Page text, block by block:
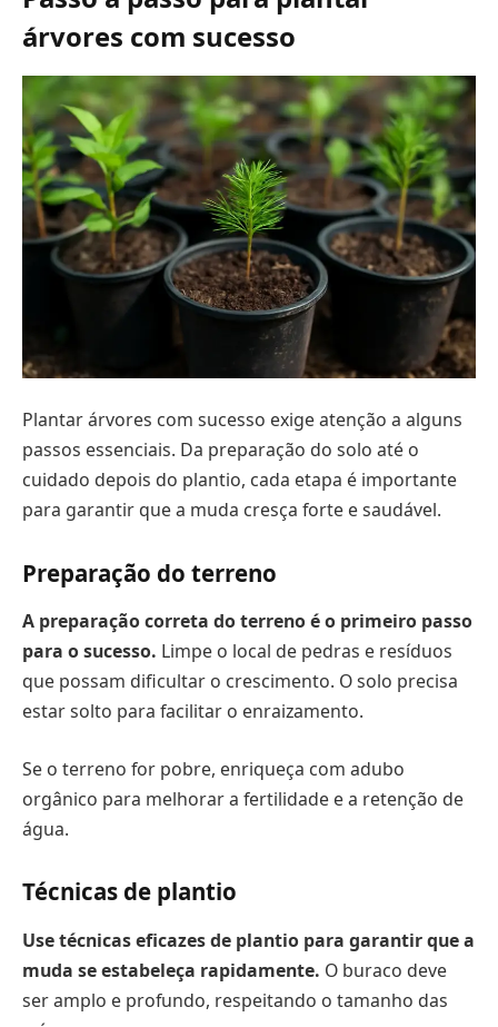
árvores com sucesso
Plantar árvores com sucesso exige atenção a alguns
passos essenciais. Da preparação do solo até o
cuidado depois do plantio, cada etapa é importante
para garantir que a muda cresça forte e saudável.
Preparação do terreno
A preparação correta do terreno é o primeiro passo
para o sucesso. Limpe o local de pedras e resíduos
que possam dificultar o crescimento. O solo precisa
estar solto para facilitar o enraizamento.
Se o terreno for pobre, enriqueça com adubo
orgânico para melhorar a fertilidade e a retenção de
água.
Técnicas de plantio
Use técnicas eficazes de plantio para garantir que a
muda se estabeleça rapidamente. O buraco deve
ser amplo e profundo, respeitando o tamanho das